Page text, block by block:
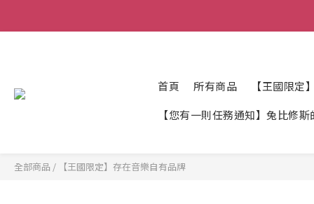
首頁 所有商品
【王國限定
【您有一則任務通知】兔比修
全部商品 / 【王國限定】存在音樂自有品牌